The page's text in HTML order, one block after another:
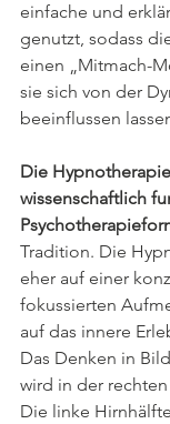
einfache und
genutzt, sodass
einen „Mitmach-
sie sich von der
beeinflussen
Die Hypnotherapie
wissenschaftlich
Tradition. Die
eher auf einer
fokussierten
auf das innere
Das Denken in
wird in der
Die linke